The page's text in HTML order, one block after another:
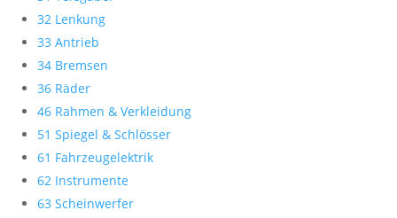
32 Lenkung
33 Antrieb
34 Bremsen
36 Räder
46 Rahmen & Verkleidung
51 Spiegel & Schlösser
61 Fahrzeugelektrik
62 Instrumente
63 Scheinwerfer